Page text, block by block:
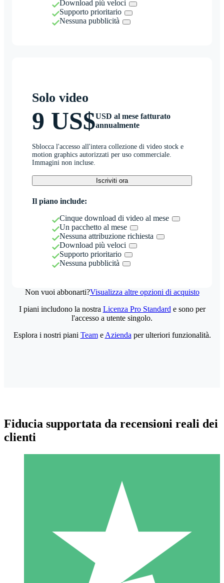
Download più veloci
Supporto prioritario
Nessuna pubblicità
Solo video
9 US$USD al mese fatturato
annualmente
Sblocca l'accesso all'intera collezione di video stock e
motion graphics autorizzati per uso commerciale.
Immagini non incluse.
Iscriviti ora
Il piano include:
Cinque download di video al mese
Un pacchetto al mese
Nessuna attribuzione richiesta
Download più veloci
Supporto prioritario
Nessuna pubblicità
Non vuoi abbonarti?Visualizza altre opzioni di acquisto
Pacchetti di Crediti Individuali
Paga a consumo con crediti di download. Nessun impegno
1 Download
I piani includono la nostra Licenza Pro Standard e sono per
l'accesso a utente singolo.
Esplora i nostri piani Teame Azienda per ulteriori funzionalità.
Fiducia supportata da recensioni reali dei
clienti